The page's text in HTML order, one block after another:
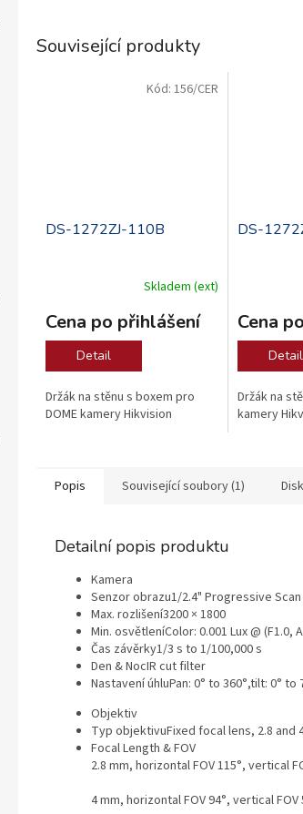
Související produkty
DS-1272ZJ-110B
Skladem (ext)
Cena po přihlášení
Detail
Držák na stěnu s boxem pro
DOME kamery Hikvision
Kód: 156/CER
DS-
Cena
Detail
Držák na
kamery
Popis Související soubory (1)
Detailní popis produktu
Kamera
Senzor obrazu1/2.4" Progressive Scan
Max. rozlišení3200 × 1800
Min. osvětleníColor: 0.001 Lux @ (F1.0,
Čas závěrky1/3 s to 1/100,000 s
Den & NocIR cut filter
Nastavení úhluPan: 0° to 360°,tilt: 0°
Objektiv
Typ objektivuFixed focal lens, 2.8 and
Focal Length & FOV
2.8 mm, horizontal FOV 115°, vertical
4 mm, horizontal FOV 94°, vertical FOV